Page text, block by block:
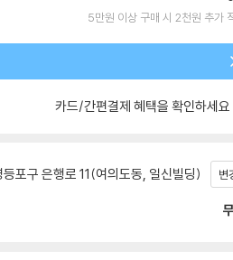
5만원 이상 구매 시 2천원 추가
카드/간편결제 혜택을 확인하세요
포구 은행로 11(여의도동, 일신빌딩) 변